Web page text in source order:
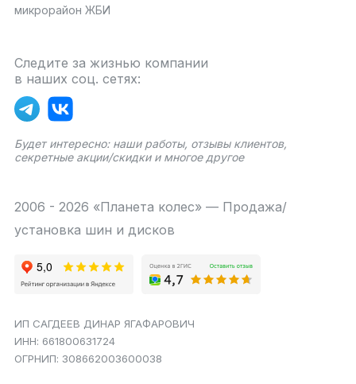
микрорайон ЖБИ
Следите за жизнью компании
в наших соц. сетях:
Будет интересно: наши работы, отзывы клиентов,
секретные акции/скидки и многое другое
2006 - 2026 «Планета колес» — Продажа/
установка шин и дисков
ИП САГДЕЕВ ДИНАР ЯГАФАРОВИЧ
ИНН: 661800631724
ОГРНИП: 308662003600038